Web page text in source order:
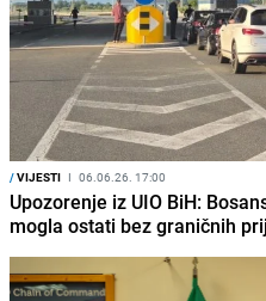
/VIJESTI I 06.06.26. 17:00
Upozorenje iz UIO BiH:
mogla ostati bez graničnih